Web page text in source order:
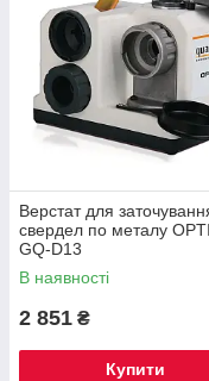
Верстат для
свердел по металу
GQ-D13
В наявності
2 851 ₴
Купити